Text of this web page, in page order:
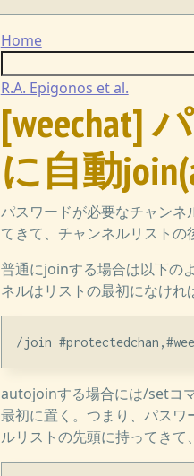
Home
R.A. Epigonos et al.
[weechat]
に自動
パスワードが必要なチャン
てきて、チャンネルリストの
普通にjoinする場合は以下の
ネルはリストの最初になけれ
autojoinする場合には/setコ
最初に置く。つまり、パス
ルリストの先頭に持ってきて